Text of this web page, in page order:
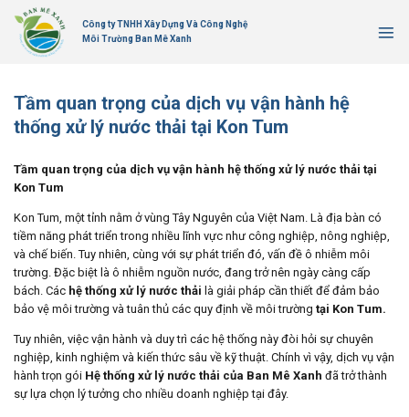
qua
Công ty TNHH Xây Dựng Và Công Nghệ
Môi Trường Ban Mê Xanh
Tầm quan trọng của dịch vụ vận hành hệ
thống xử lý nước thải tại Kon Tum
Tầm quan trọng của dịch vụ vận hành hệ thống xử lý nước thải tại
Kon Tum
Kon Tum, một tỉnh nằm ở vùng Tây Nguyên của Việt Nam. Là địa bàn có
tiềm năng phát triển trong nhiều lĩnh vực như công nghiệp, nông nghiệp,
và chế biến. Tuy nhiên, cùng với sự phát triển đó, vấn đề ô nhiễm môi
trường. Đặc biệt là ô nhiễm nguồn nước, đang trở nên ngày càng cấp
bách. Các hệ thống xử lý nước thải là giải pháp cần thiết để đảm bảo
bảo vệ môi trường và tuân thủ các quy định về môi trường tại Kon Tum.
Tuy nhiên, việc vận hành và duy trì các hệ thống này đòi hỏi sự chuyên
nghiệp, kinh nghiệm và kiến thức sâu về kỹ thuật. Chính vì vậy, dịch vụ vận
hành trọn gói Hệ thống xử lý nước thải của Ban Mê Xanh đã trở thành
sự lựa chọn lý tưởng cho nhiều doanh nghiệp tại đây.